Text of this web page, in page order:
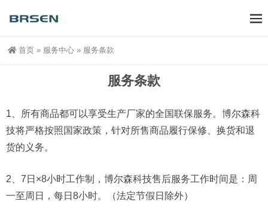
首页 » 服务中心 » 服务条款
服务条款
1、所有商品都可以享受生产厂家的全国联保服务。博尔森科
技将严格按照国家政策，针对所售商品履行保修、换货和退
货的义务。
2、7日×8小时工作制，博尔森科技售后服务工作时间是：周
一至周日，每日8小时。（法定节假日除外）